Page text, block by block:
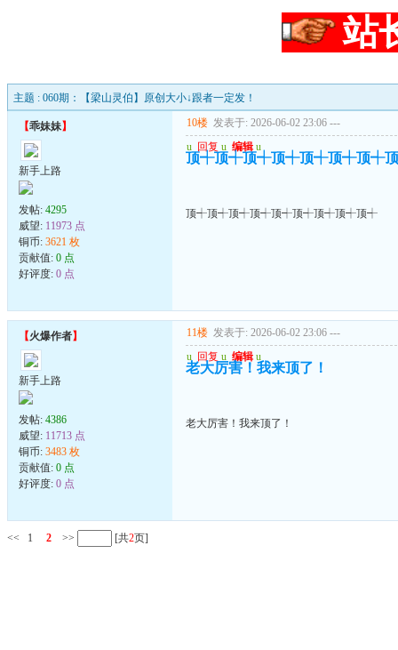
站
主题 : 060期：【梁山灵伯】原创大小↓跟者一定发！
【乖妹妹】
新手上路
发帖: 4295
威望: 11973 点
铜币: 3621 枚
贡献值: 0 点
好评度: 0 点
10楼 发表于: 2026-06-02 23:06 ---
u 回复 u 编辑 u
顶┽顶┽顶┽顶┽顶┽顶┽顶┽
顶┽顶┽顶┽顶┽顶┽顶┽顶┽顶┽顶┽
【火爆作者】
新手上路
发帖: 4386
威望: 11713 点
铜币: 3483 枚
贡献值: 0 点
好评度: 0 点
11楼 发表于: 2026-06-02 23:06 ---
u 回复 u 编辑 u
老大厉害！我来顶了！
老大厉害！我来顶了！
<< 1 2 >> [共2页]